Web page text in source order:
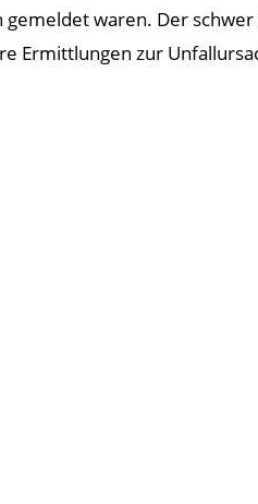
waren. Der
Ermittlungen zur